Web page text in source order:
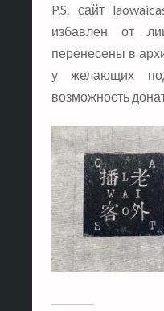
P.S. сайт
избавлен от
перенесены в
у желающих
возможность